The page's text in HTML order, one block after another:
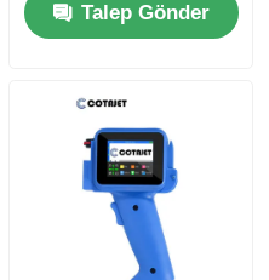
Mürekkep
Püskürtmeli Yazıcı
Talep Gönder